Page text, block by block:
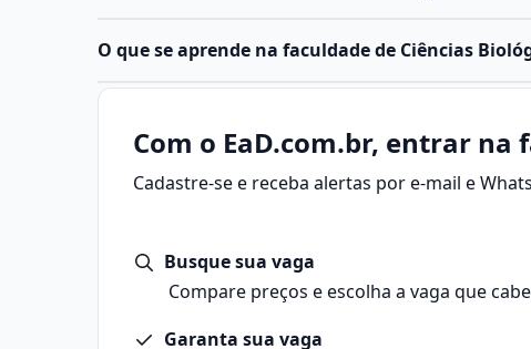
O curso de Ciências Biológicasé voltado para o
pesquisa.
permitindo ao estudante compreender o
populações e ecossistemas.
O curso também desenvolve habilidades em
áreas, como ensino, pesquisa,
Características do curso de Ciências Biológicas:
Duração: geralmente 4 anos parabacharelado e
Estrutura: combina disciplinas teóricas, práticas
O que se aprende na faculdade de Ciências
suas diferentes formas e níveis, desde células e
O curso aborda a estrutura, função, evolução e
foco pode ser acadêmico, ambiental ou educacional.
Principais pontos sobre Ciências Biológicas:
Analisa relações entre organismos e o meio
Com o EaD.com.br, entrar
Cadastre-se e receba alertas por e-mail e
Busque sua vaga
Compare preços e escolha a vaga que
Garanta sua vaga